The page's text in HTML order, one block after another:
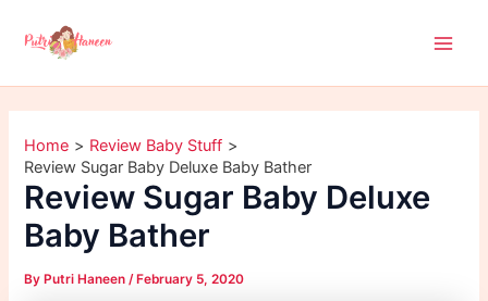
r
c
e
s
Home
Review Baby Stuff
Review Sugar Baby Deluxe Baby Bather
Review Sugar Baby Deluxe
Baby Bather
ByPutri Haneen /February 5, 2020